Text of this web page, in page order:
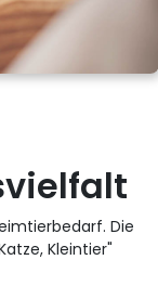
Die
Kleintier"